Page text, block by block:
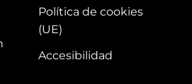
Política de cookies
(UE)
Accesibilidad